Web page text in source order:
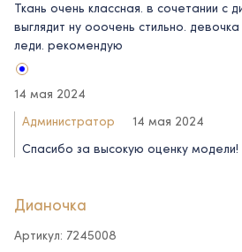
Ткань очень классная. в сочетании с
выглядит ну ооочень стильно.
леди. рекомендую
14 мая 2024
Администратор
14 мая 2024
Спасибо за высокую оценку модели!
Дианочка
Артикул: 7245008